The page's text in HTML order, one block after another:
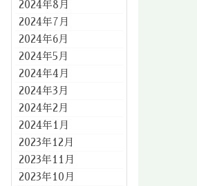
2024年8月
2024年7月
2024年6月
2024年5月
2024年4月
2024年3月
2024年2月
2024年1月
2023年12月
2023年11月
2023年10月